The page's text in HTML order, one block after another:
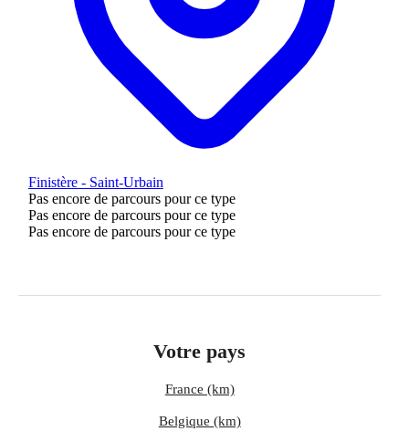
Finistère - Saint-Urbain
Pas encore de parcours pour ce type
Pas encore de parcours pour ce type
Pas encore de parcours pour ce type
Votre pays
France (km)
Belgique (km)